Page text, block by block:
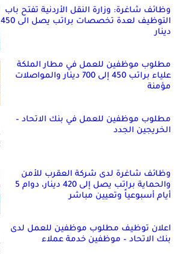
وظائف شاغرة: وزارة النقل الأردنية تفتح باب
التوظيف لعدة تخصصات براتب يصل الى 450
دينار
مطلوب موظفين للعمل في مطار الملكة
علياء براتب 450 إلى 700 دينار والمواصلات
مؤمنة
مطلوب موظفين للعمل في بنك الاتحاد –
الخريجين الجدد
وظائف شاغرة لدى شركة العقرب للأمن
والحماية براتب يصل إلى 420 دينار، دوام 5
أيام أسبوعياً وتعيين مباشر
اعلان توظيف مطلوب موظفين للعمل لدى
بنك الاتحاد – موظفين خدمة عملاء